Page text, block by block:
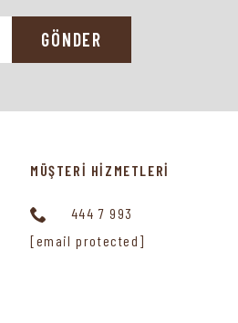
GÖNDER
MÜŞTERİ HİZMETLERİ
444 7 993
[email protected]